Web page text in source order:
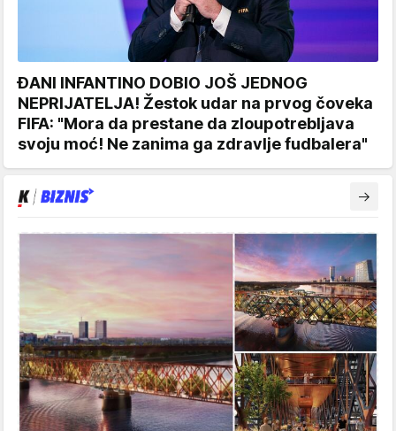
ĐANI INFANTINO DOBIO JOŠ JEDNOG
NEPRIJATELJA! Žestok udar na prvog čoveka
FIFA: "Mora da prestane da zloupotrebljava
svoju moć! Ne zanima ga zdravlje fudbalera"